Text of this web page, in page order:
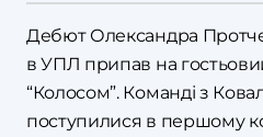
Дебют Олександра
в УПЛ припав на
“Колосом”. Команді з
поступилися в першому